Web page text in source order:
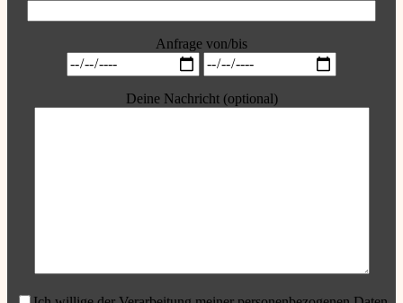
Anfrage von/bis
Deine Nachricht (optional)